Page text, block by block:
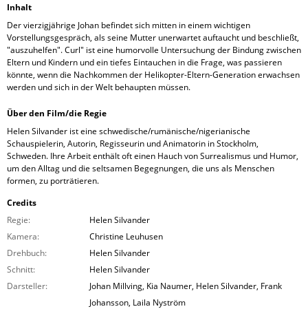
Inhalt
Der vierzigjährige Johan befindet sich mitten in einem wichtigen
Vorstellungsgespräch, als seine Mutter unerwartet auftaucht und beschließt,
"auszuhelfen". Curl" ist eine humorvolle Untersuchung der Bindung zwischen
Eltern und Kindern und ein tiefes Eintauchen in die Frage, was passieren
könnte, wenn die Nachkommen der Helikopter-Eltern-Generation erwachsen
werden und sich in der Welt behaupten müssen.
Über den Film/die Regie
Helen Silvander ist eine schwedische/rumänische/nigerianische
Schauspielerin, Autorin, Regisseurin und Animatorin in Stockholm,
Schweden. Ihre Arbeit enthält oft einen Hauch von Surrealismus und Humor,
um den Alltag und die seltsamen Begegnungen, die uns als Menschen
formen, zu porträtieren.
Credits
Regie:
Helen Silvander
Kamera:
Christine Leuhusen
Drehbuch:
Helen Silvander
Schnitt:
Helen Silvander
Darsteller:
Johan Millving, Kia Naumer, Helen Silvander, Frank
Johansson, Laila Nyström